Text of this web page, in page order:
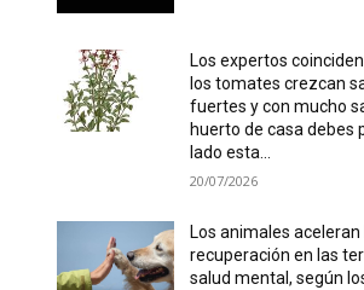
Los expertos
los tomates crezcan
fuertes y con mucho
huerto de casa debes
lado esta...
20/07/2026
Los animales aceleran
recuperación en las
salud mental, según